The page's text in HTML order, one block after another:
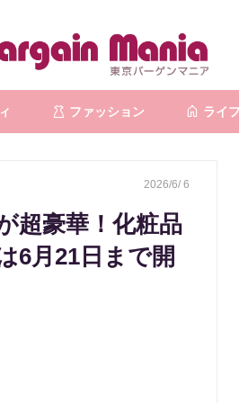
ファッション ライフ
2026/6/ 6
超豪華！化粧品
6月21日まで開